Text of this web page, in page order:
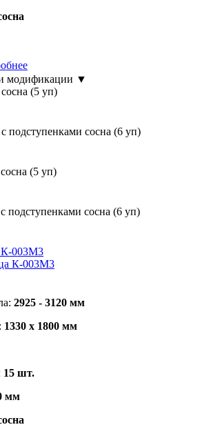
модификации ▼
(5 уп)
подступенками сосна (6 уп)
(5 уп)
подступенками сосна (6 уп)
К-003М3
2925 - 3120 мм
1330 х 1800 мм
15 шт.
мм